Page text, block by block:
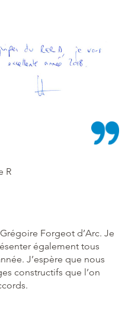
R
Forgeot d’Arc. Je
également tous
J’espère que nous
constructifs que l’on